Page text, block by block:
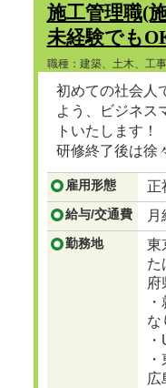
施工管理職(
未経験でも
職種：建築、土木、
初めての社会人
よう、ビジネス
トいたします！
研修終了後は徐
ゆくゆくは建設
して、街で見か
ッピングセンタ
設の舵をとる
雇用形態 正
給与/交通費 月
勤務地
東
た
府
な
広